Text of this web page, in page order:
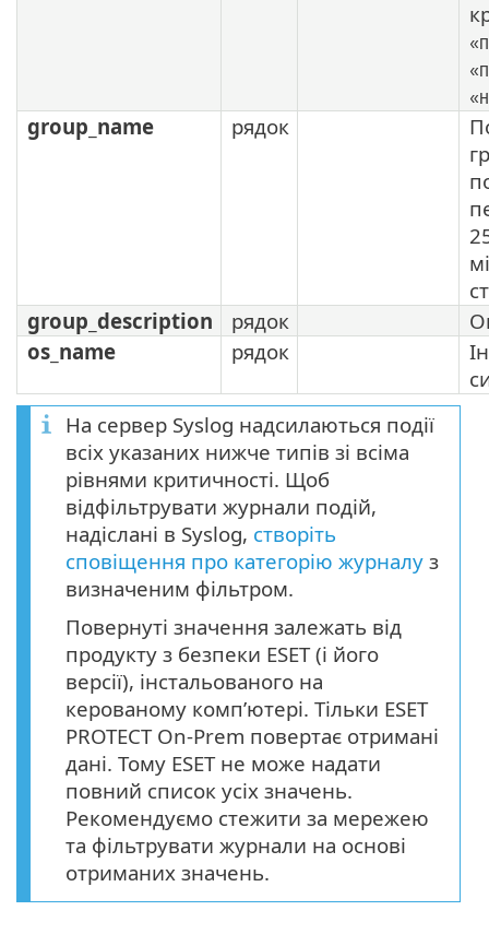
group_name рядок
group_description
рядок
os_name
рядок
На сервер Syslog надсилаються події
всіх указаних нижче типів зі всіма
рівнями критичності. Щоб
відфільтрувати журнали подій,
надіслані в Syslog, створіть
сповіщення про категорію журналу з
визначеним фільтром.
Повернуті значення залежать від
продукту з безпеки ESET (і його
версії), інстальованого на
керованому комп’ютері. Тільки ESET
PROTECT On-Prem повертає отримані
дані. Тому ESET не може надати
повний список усіх значень.
Рекомендуємо стежити за мережею
та фільтрувати журнали на основі
отриманих значень.